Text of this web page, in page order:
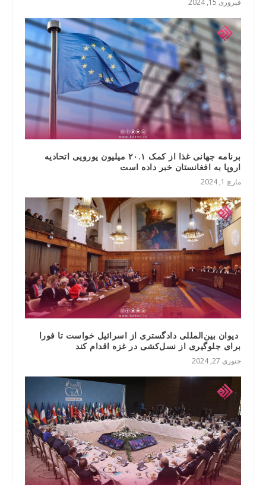
فبروری 15, 2024
برنامه جهانی غذا از کمک ۲۰.۱ میلیون یورویی اتحادیه
اروپا به افغانستان خبر داده است
مارچ 1, 2024
دیوان بین‌المللی دادگستری از اسرائیل خواست تا فورا
برای جلوگیری از نسل‌کشی در غزه اقدام کند
جنوری 27, 2024